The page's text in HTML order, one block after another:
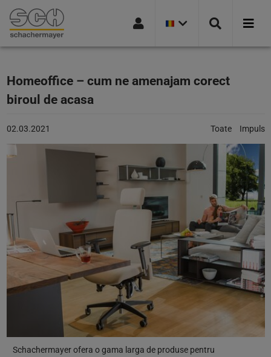
Homeoffice – cum ne amenajam corect
biroul de acasa
Articol
pe:
02.03.2021 Categorii:
Toate Impuls
Schachermayer ofera o gama larga de produse pentru